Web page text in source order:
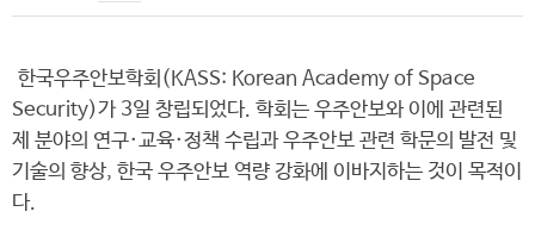
한국우주안보학회(KASS: Korean Academy of Space
Security)가 3일 창립되었다. 학회는 우주안보와 이에 관련된
제 분야의 연구·교육·정책 수립과 우주안보 관련 학문의 발전 및
기술의 향상, 한국 우주안보 역량 강화에 이바지하는 것이 목적이
다.